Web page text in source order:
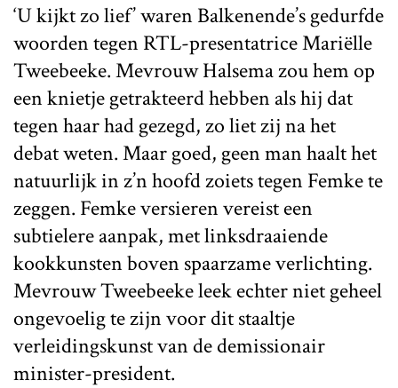
‘U kijkt zo lief’ waren Balkenende’s gedurfde
woorden tegen RTL-presentatrice Mariëlle
Tweebeeke. Mevrouw Halsema zou hem op
een knietje getrakteerd hebben als hij dat
tegen haar had gezegd, zo liet zij na het
debat weten. Maar goed, geen man haalt het
natuurlijk in z’n hoofd zoiets tegen Femke te
zeggen. Femke versieren vereist een
subtielere aanpak, met linksdraaiende
kookkunsten boven spaarzame verlichting.
Mevrouw Tweebeeke leek echter niet geheel
ongevoelig te zijn voor dit staaltje
verleidingskunst van de demissionair
minister-president.